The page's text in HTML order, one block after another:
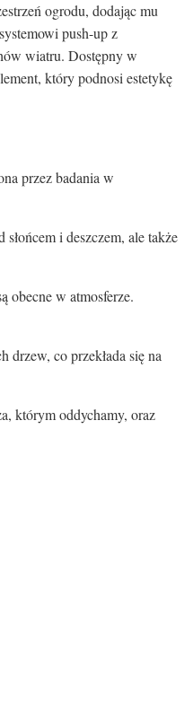
ogrodu, dodając mu
push-up z
wiatru. Dostępny w
który podnosi estetykę
przez badania w
i deszczem, ale także
obecne w atmosferze.
co przekłada się na
którym oddychamy, oraz